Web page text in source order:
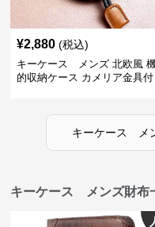
¥2,880 (税込)
キーケース メンズ 北欧風
的収納ケース カメリア金具付
キーケース メ
キーケース メンズ財布